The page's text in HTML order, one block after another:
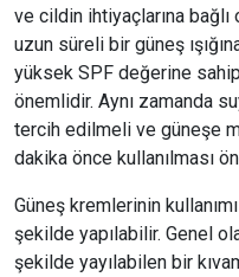
ve cildin ihtiyaçlarına
uzun süreli bir güneş
yüksek SPF değerine
önemlidir. Aynı zamanda
tercih edilmeli ve güneşe
dakika önce kullanılması
Güneş kremlerinin
şekilde yapılabilir. Genel
şekilde yayılabilen bir